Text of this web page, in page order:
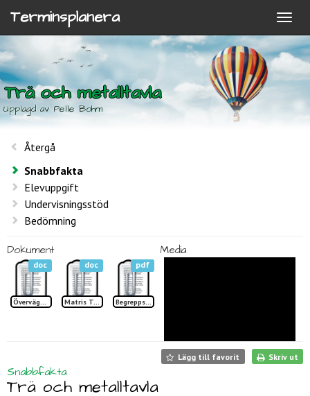
Terminsplanera
Trä och metalltavla
Upplagd av Pelle Bohm
Återgå
Snabbfakta
Elevuppgift
Undervisningsstöd
Bedömning
Dokument
doc
Överväganden Trä och metalltavla
doc
Matris Trä metalltavla
pdf
Begreppslista Trä och metalltavla TP
Media
Lägg till favorit Skriv ut
Snabbfakta
Trä och metalltavla